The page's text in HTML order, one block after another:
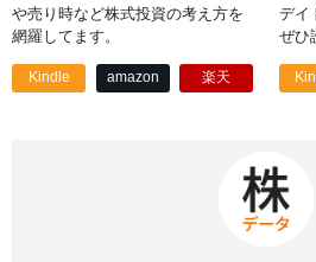
や売り時など株式投資の考え方を
網羅してます。
Kindle amazon 楽天
デイ
ぜひ